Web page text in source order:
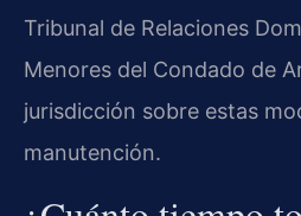
Tribunal de Relaciones
Menores del Condado de
jurisdicción sobre estas
manutención.